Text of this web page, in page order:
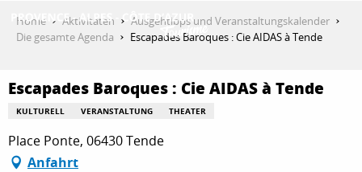
contenu
AKTIVITÄTEN
Home Aktivitäten
Ausgehtipps und Veranstaltungskalender
Die gesamte Agenda
Escapades Baroques : Cie AIDAS à Tende
Escapades Baroques : Cie AIDAS à Tende
KULTURELL VERANSTALTUNG THEATER
Place Ponte, 06430 Tende
Anfahrt